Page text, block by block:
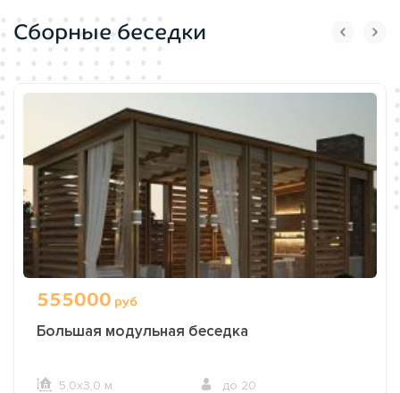
Сборные беседки
555000 руб
Большая модульная беседка
5,0х3,0 м. до 20